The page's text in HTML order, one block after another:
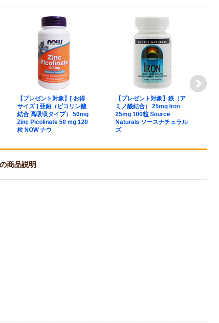
【プレゼント対象】[ お得
サイズ ] 亜鉛（ピコリン酸
結合 高吸収タイプ） 50mg
Zinc Picolinate 50 mg 120
粒 NOW ナウ
【プレゼント対象】鉄（ア
ミノ酸結合） 25mg Iron
25mg 100粒 Source
Naturals ソースナチュラル
ズ
商品説明